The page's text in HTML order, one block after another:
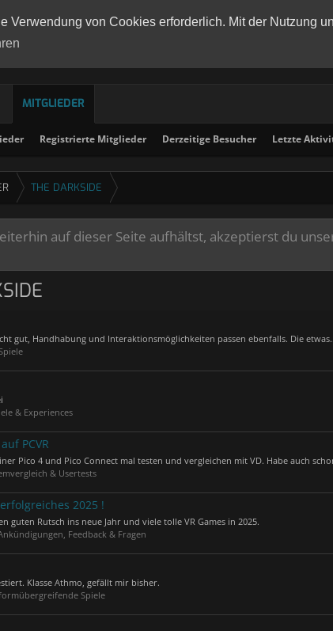
Verwendung von Cookies erforderlich. Mit der Nutzung
MITGLIEDER
Registrierte Mitglieder Derzeitige Besucher Letzte
THE DARKSIDE
auf dieser Seite aufhältst, akzeptierst du
gut, Handhabung und Interaktionsmöglichkeiten passen ebenfalls. Die
& Experiences
PCVR
Pico 4 und Pico Connect mal testen und vergleichen mit VD. Habe auch
& Usertests
2025 !
guten Rutsch ins neue Jahr und viele tolle VR Games in 2025.
Feedback & Fragen
Klasse Athmo, gefällt mir bisher.
Spiele